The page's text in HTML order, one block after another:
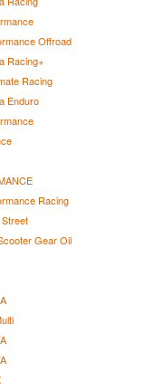
Offroad
Racing+
Racing
Enduro
Racing
Gear Oil